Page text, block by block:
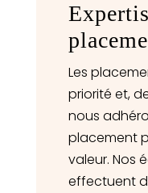
Les
priorité et,
nous
placement
valeur. Nos
effectuent